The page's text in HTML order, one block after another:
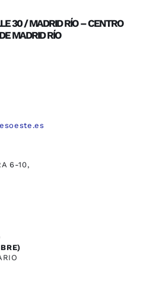
30 / MADRID RÍO – CENTRO
MADRID RÍO
6-10,